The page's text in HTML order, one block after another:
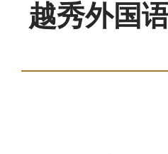
越秀外国